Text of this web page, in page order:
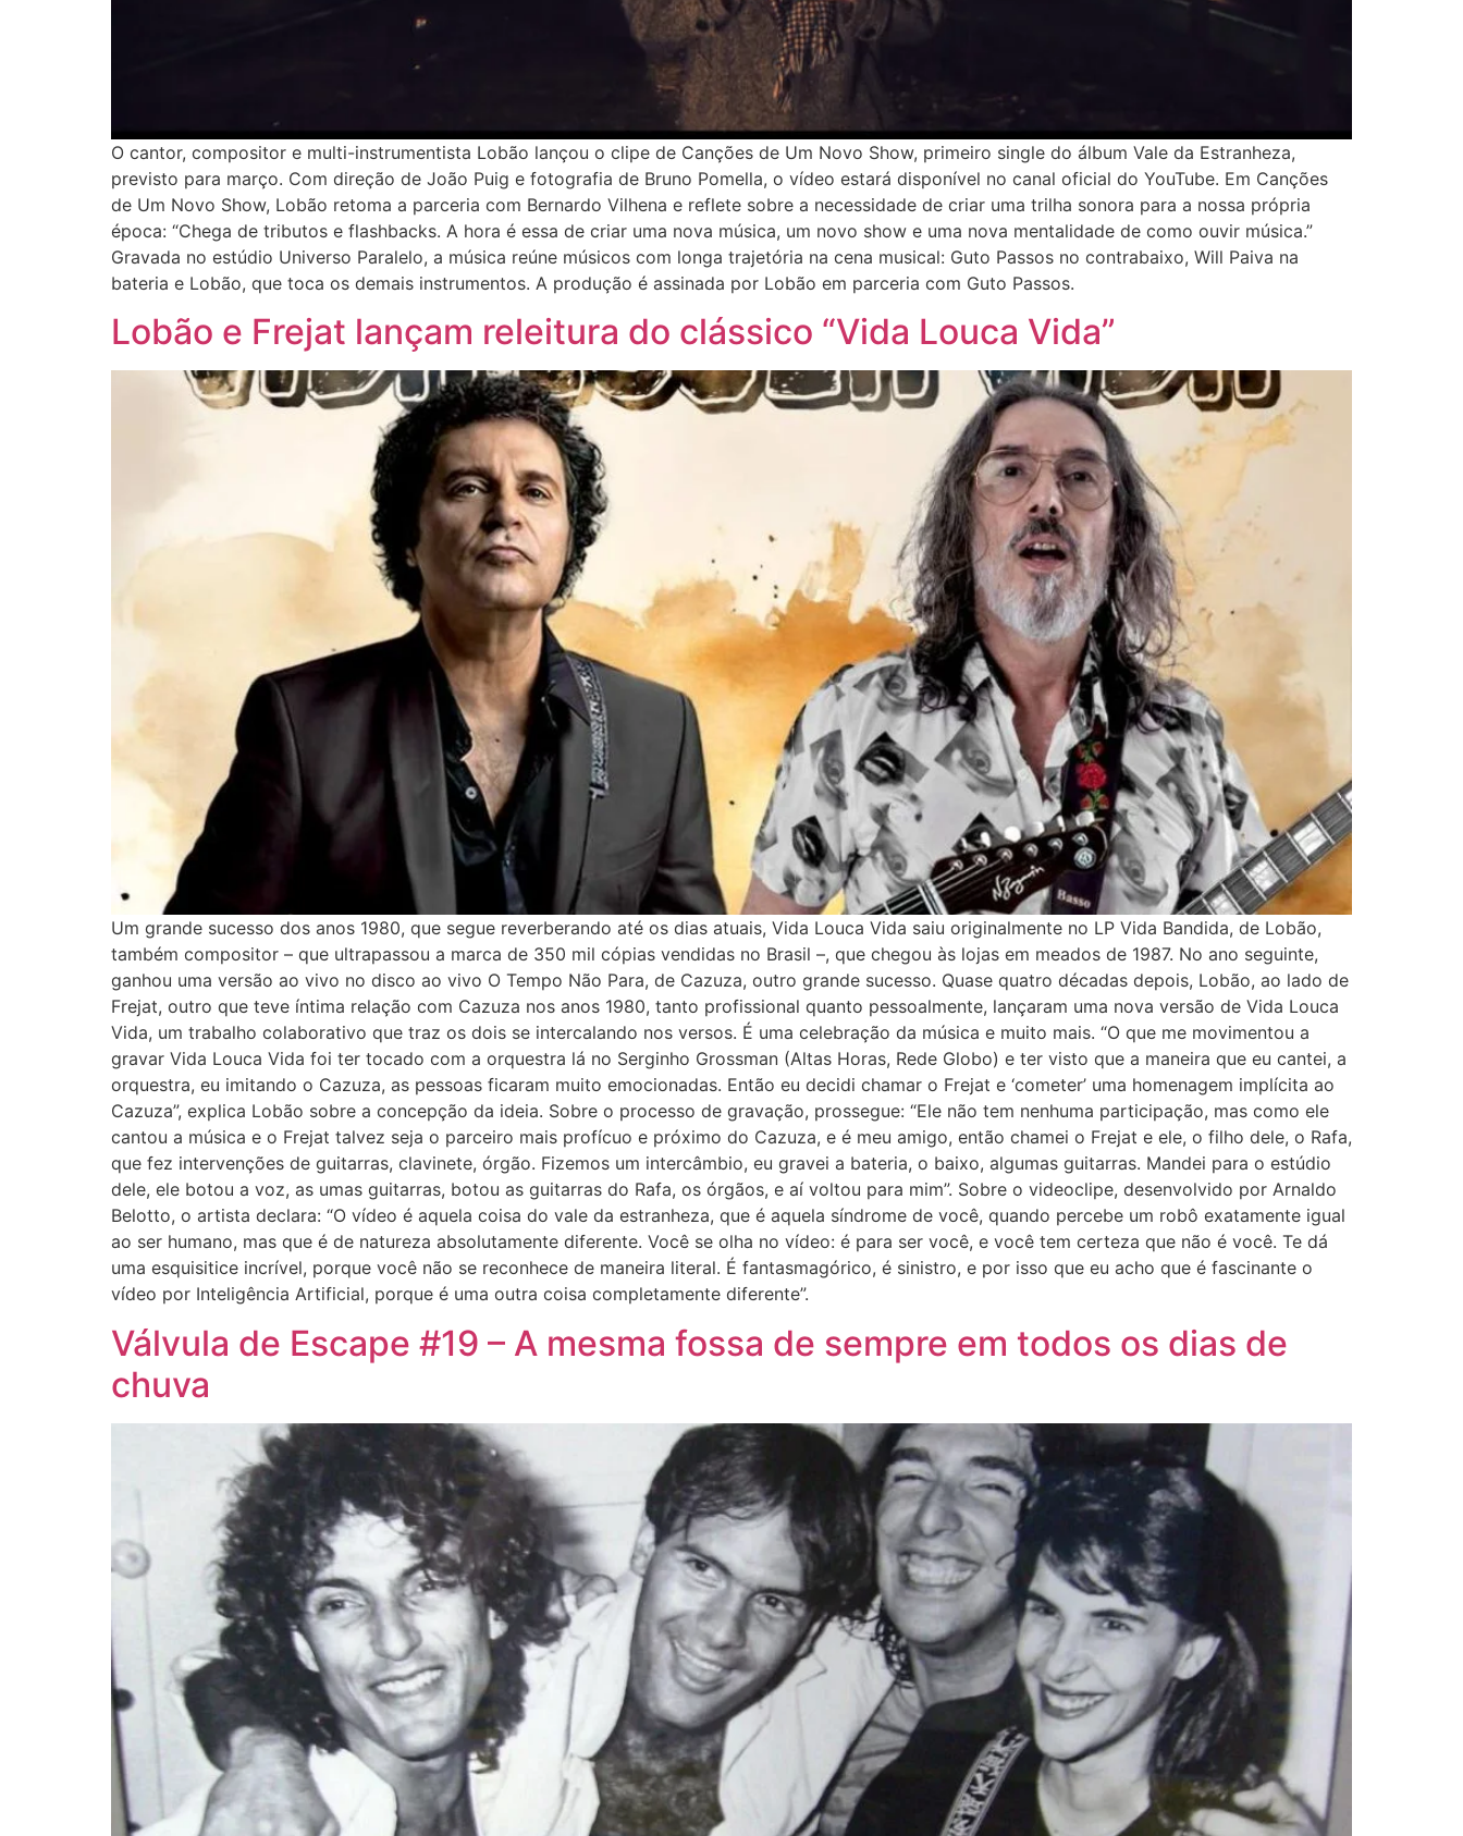
O cantor, compositor e multi-instrumentista Lobão lançou o clipe de Canções de Um Novo Show, primeiro single do álbum Vale da Estranheza,
previsto para março. Com direção de João Puig e fotografia de Bruno Pomella, o vídeo estará disponível no canal oficial do YouTube. Em Canções
de Um Novo Show, Lobão retoma a parceria com Bernardo Vilhena e reflete sobre a necessidade de criar uma trilha sonora para a nossa própria
época: “Chega de tributos e flashbacks. A hora é essa de criar uma nova música, um novo show e uma nova mentalidade de como ouvir música.”
Gravada no estúdio Universo Paralelo, a música reúne músicos com longa trajetória na cena musical: Guto Passos no contrabaixo, Will Paiva na
bateria e Lobão, que toca os demais instrumentos. A produção é assinada por Lobão em parceria com Guto Passos.
Lobão e Frejat lançam releitura do clássico “Vida Louca Vida”
Um grande sucesso dos anos 1980, que segue reverberando até os dias atuais, Vida Louca Vida saiu originalmente no LP Vida Bandida, de Lobão,
também compositor – que ultrapassou a marca de 350 mil cópias vendidas no Brasil –, que chegou às lojas em meados de 1987. No ano seguinte,
ganhou uma versão ao vivo no disco ao vivo O Tempo Não Para, de Cazuza, outro grande sucesso. Quase quatro décadas depois, Lobão, ao lado de
Frejat, outro que teve íntima relação com Cazuza nos anos 1980, tanto profissional quanto pessoalmente, lançaram uma nova versão de Vida Louca
Vida, um trabalho colaborativo que traz os dois se intercalando nos versos. É uma celebração da música e muito mais. “O que me movimentou a
gravar Vida Louca Vida foi ter tocado com a orquestra lá no Serginho Grossman (Altas Horas, Rede Globo) e ter visto que a maneira que eu cantei, a
orquestra, eu imitando o Cazuza, as pessoas ficaram muito emocionadas. Então eu decidi chamar o Frejat e ‘cometer’ uma homenagem implícita ao
Cazuza”, explica Lobão sobre a concepção da ideia. Sobre o processo de gravação, prossegue: “Ele não tem nenhuma participação, mas como ele
cantou a música e o Frejat talvez seja o parceiro mais profícuo e próximo do Cazuza, e é meu amigo, então chamei o Frejat e ele, o filho dele, o Rafa,
que fez intervenções de guitarras, clavinete, órgão. Fizemos um intercâmbio, eu gravei a bateria, o baixo, algumas guitarras. Mandei para o estúdio
dele, ele botou a voz, as umas guitarras, botou as guitarras do Rafa, os órgãos, e aí voltou para mim”. Sobre o videoclipe, desenvolvido por Arnaldo
Belotto, o artista declara: “O vídeo é aquela coisa do vale da estranheza, que é aquela síndrome de você, quando percebe um robô exatamente igual
ao ser humano, mas que é de natureza absolutamente diferente. Você se olha no vídeo: é para ser você, e você tem certeza que não é você. Te dá
uma esquisitice incrível, porque você não se reconhece de maneira literal. É fantasmagórico, é sinistro, e por isso que eu acho que é fascinante o
vídeo por Inteligência Artificial, porque é uma outra coisa completamente diferente”.
Válvula de Escape #19 – A mesma fossa de sempre em todos os dias de
chuva